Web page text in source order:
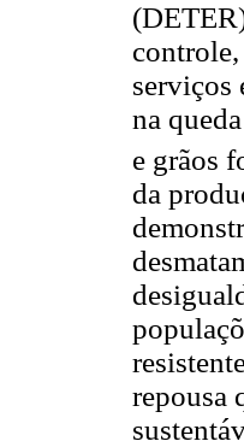
controle,
serviços
na
e grãos
da
repousa